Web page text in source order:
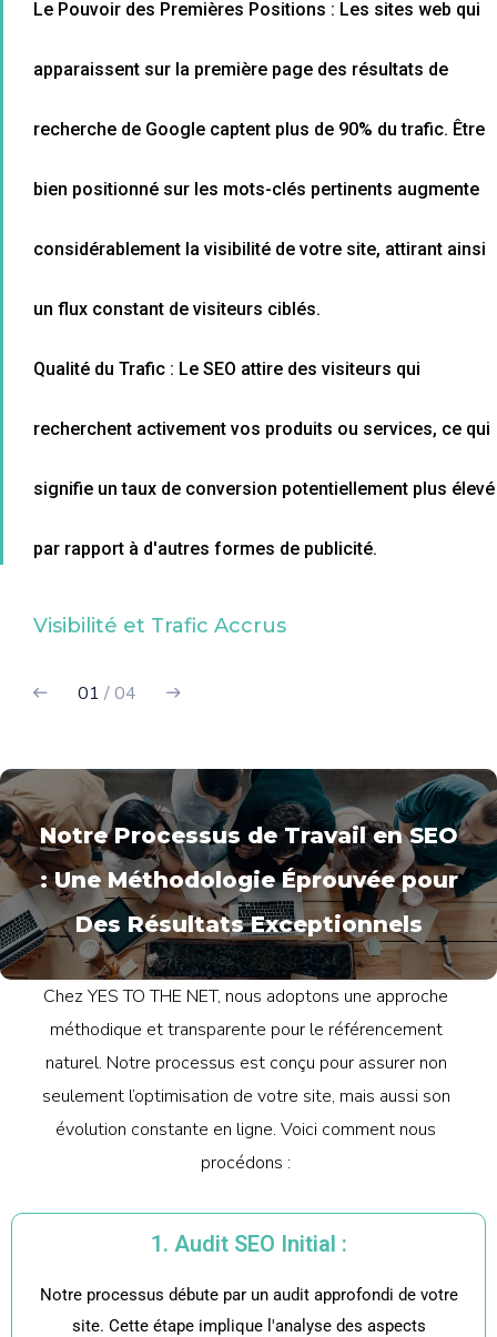
Le Pouvoir des Premières Positions : Les sites web qui
apparaissent sur la première page des résultats de
recherche de Google captent plus de 90% du trafic. Être
bien positionné sur les mots-clés pertinents augmente
considérablement la visibilité de votre site, attirant ainsi
un flux constant de visiteurs ciblés.
Qualité du Trafic : Le SEO attire des visiteurs qui
recherchent activement vos produits ou services, ce qui
signifie un taux de conversion potentiellement plus élevé
par rapport à d'autres formes de publicité.
Visibilité et Trafic Accrus
01 / 04
Notre Processus de Travail en SEO
: Une Méthodologie Éprouvée pour
Des Résultats Exceptionnels
Chez YES TO THE NET, nous adoptons une approche
méthodique et transparente pour le référencement
naturel. Notre processus est conçu pour assurer non
seulement l’optimisation de votre site, mais aussi son
évolution constante en ligne. Voici comment nous
procédons :
1. Audit SEO Initial :
Notre processus débute par un audit approfondi de votre
site. Cette étape implique l'analyse des aspects